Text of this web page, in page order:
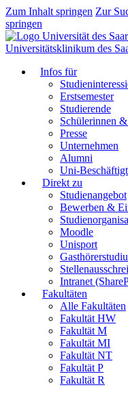
Zum Inhalt springen Zur
springen
Universitätsklinikum des
Infos für
Erstsemester
Studierende
Schülerinnen
Presse
Unternehmen
Alumni
Uni-
Direkt zu
Studienangebot
Bewerben &
Moodle
Unisport
Intranet
Fakultäten
Alle Fakultäten
Fakultät HW
Fakultät M
Fakultät MI
Fakultät NT
Fakultät P
Fakultät R